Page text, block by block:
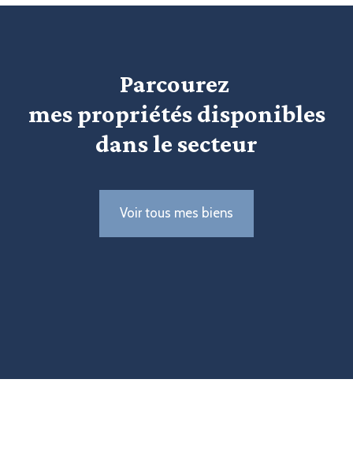
Parcourez
mes propriétés disponibles
dans le secteur
Voir tous mes biens